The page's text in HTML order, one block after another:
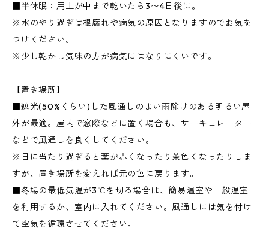
■半休眠：用土が中まで乾いたら3〜4日後に。
※水のやり過ぎは根腐れや病気の原因となりますのでお気を
つけください。
※少し乾かし気味の方が病気にはなりにくいです。
【置き場所】
■遮光(50%くらい)した風通しのよい雨除けのある明るい屋
外が最適。屋内で窓際などに置く場合も、サーキュレーター
などで風通しを良くしてください。
※日に当たり過ぎると葉が赤くなったり茶色くなったりしま
すが、置き場所を変えれば元の色に戻ります。
■冬場の最低気温が3℃を切る場合は、簡易温室や一般温室
を利用するか、室内に入れてください。風通しには気を付け
て空気を循環させてください。